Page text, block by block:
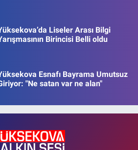
Liseler Arası Bilgi
Birincisi Belli oldu
Esnafı Bayrama Umutsuz
"Ne satan var ne alan"